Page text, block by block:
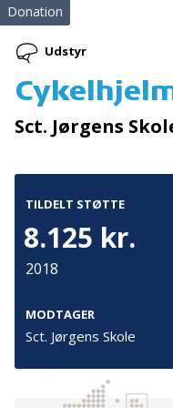
Donation
Udstyr
Sct. Jørgens
TILDELT STØTTE
8.125 kr.
2018
MODTAGER
Sct. Jørgens Skole
Tilmeld
De seneste nyheder om
aktiviteter direkte i din